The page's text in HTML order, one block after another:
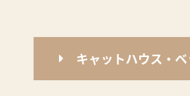
キャットハウス・